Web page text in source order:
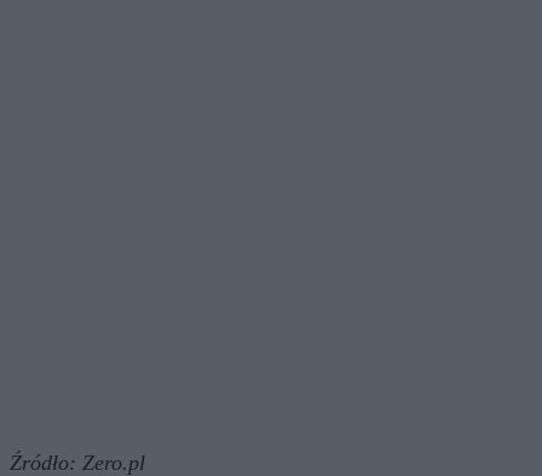
Źródło: Zero.pl